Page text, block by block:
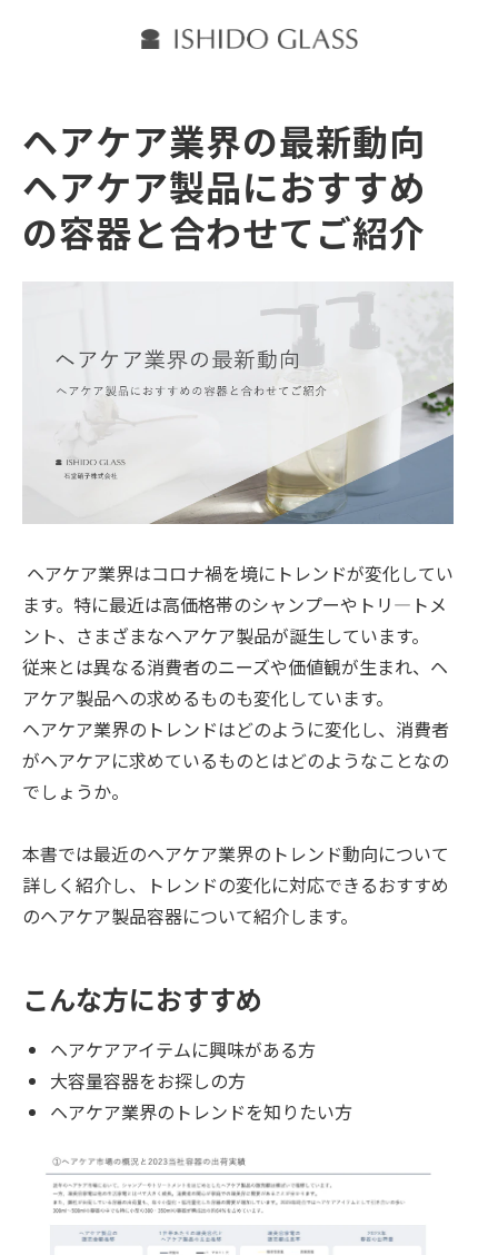
ヘアケア業界の最新動向
ヘアケア製品におすすめ
の容器と合わせてご紹介
ヘアケア業界はコロナ禍を境にトレンドが変化してい
ます。特に最近は高価格帯のシャンプーやトリ―トメ
ント、さまざまなヘアケア製品が誕生しています。
従来とは異なる消費者のニーズや価値観が生まれ、ヘ
アケア製品への求めるものも変化しています。
ヘアケア業界のトレンドはどのように変化し、消費者
がヘアケアに求めているものとはどのようなことなの
でしょうか。
本書では最近のヘアケア業界のトレンド動向について
詳しく紹介し、トレンドの変化に対応できるおすすめ
のヘアケア製品容器について紹介します。
こんな方におすすめ
ヘアケアアイテムに興味がある方
大容量容器をお探しの方
ヘアケア業界のトレンドを知りたい方